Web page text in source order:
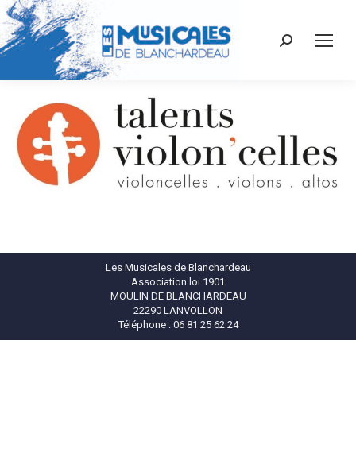
Recherche
Les Musicales de Blanchardeau
Association loi 1901
MOULIN DE BLANCHARDEAU
22290 LANVOLLON
Téléphone : 06 81 25 62 24